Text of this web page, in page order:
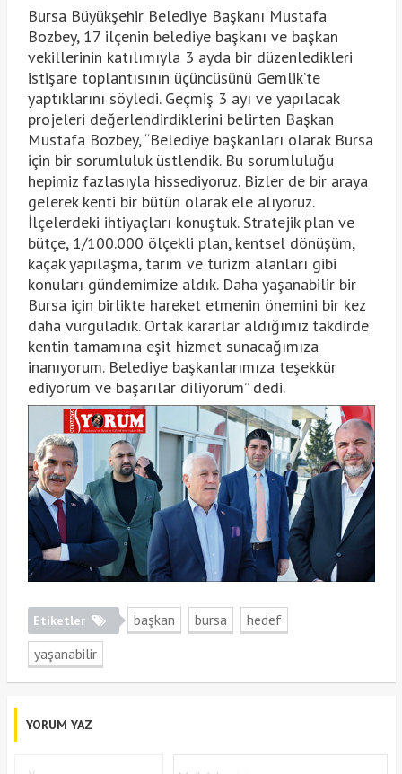
Bursa Büyükşehir Belediye Başkanı Mustafa
Bozbey, 17 ilçenin belediye başkanı ve başkan
vekillerinin katılımıyla 3 ayda bir düzenledikleri
istişare toplantısının üçüncüsünü Gemlik’te
yaptıklarını söyledi. Geçmiş 3 ayı ve yapılacak
projeleri değerlendirdiklerini belirten Başkan
Mustafa Bozbey, “Belediye başkanları olarak Bursa
için bir sorumluluk üstlendik. Bu sorumluluğu
hepimiz fazlasıyla hissediyoruz. Bizler de bir araya
gelerek kenti bir bütün olarak ele alıyoruz.
İlçelerdeki ihtiyaçları konuştuk. Stratejik plan ve
bütçe, 1/100.000 ölçekli plan, kentsel dönüşüm,
kaçak yapılaşma, tarım ve turizm alanları gibi
konuları gündemimize aldık. Daha yaşanabilir bir
Bursa için birlikte hareket etmenin önemini bir kez
daha vurguladık. Ortak kararlar aldığımız takdirde
kentin tamamına eşit hizmet sunacağımıza
inanıyorum. Belediye başkanlarımıza teşekkür
ediyorum ve başarılar diliyorum” dedi.
Etiketler başkan bursa
hedef
yaşanabilir
YORUM YAZ